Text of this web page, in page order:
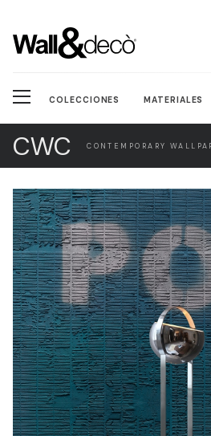
COLECCIONES MATERIALES
CWC CONTEMPORARY